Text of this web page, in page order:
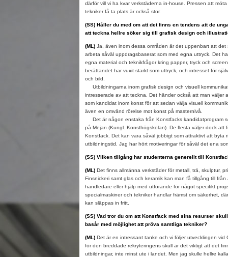
därför vill vi ha kvar verkstäderna in-house. Pressen att
tekniker få ta plats är också stor.
(SS) Håller du med om att det finns en tendens att de
att teckna hellre söker sig till grafisk design och
(ML) Ja, även inom dessa områden är det uppenbart att det
arbeta såväl uppdragsbaserat som med egna uttryck. Det
egna material och teknikfrågor kring papper, tryck och
berättandet har vuxit starkt som uttryck, och intresset för
och bild.
Utbildningarna inom grafisk design och visuell
intresserade av att teckna. Det händer också att man väljer
som kandidat inom konst för att sedan välja visuell
även en omvänd rörelse mot konst på masternivå.
Det är någon enstaka från Konstfacks kandidatprogram
på Mejan (Kungl. Konsthögskolan). De flesta väljer dock att
Konstfack. Det kan vara såväl jobbigt som attraktivt att byta
utbildningstid. Jag har hört motiveringar för såväl det ena
(SS) Vilken tillgång har studenterna generellt till
(ML) Det finns allmänna verkstäder för metall, trä, skulptur,
Finsnickeri samt glas och keramik kan man få tillgång till
handledare eller hjälp med utförande för något specifikt
specialmaskiner och tekniker handlar främst om säkerhet,
kan släppas in fritt.
(SS) Vad tror du om att Konstfack med sina resurser
basår med möjlighet att pröva samtliga tekniker?
(ML) Det är en intressant tanke och vi följer utvecklingen vid
för den breddade rekryteringens skull är det viktigt att det
utbildningar, inte minst ute i landet. Men jag skulle hellre